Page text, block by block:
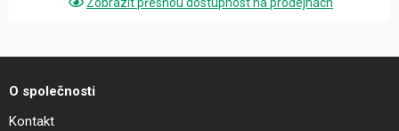
O společnosti
Kontakt